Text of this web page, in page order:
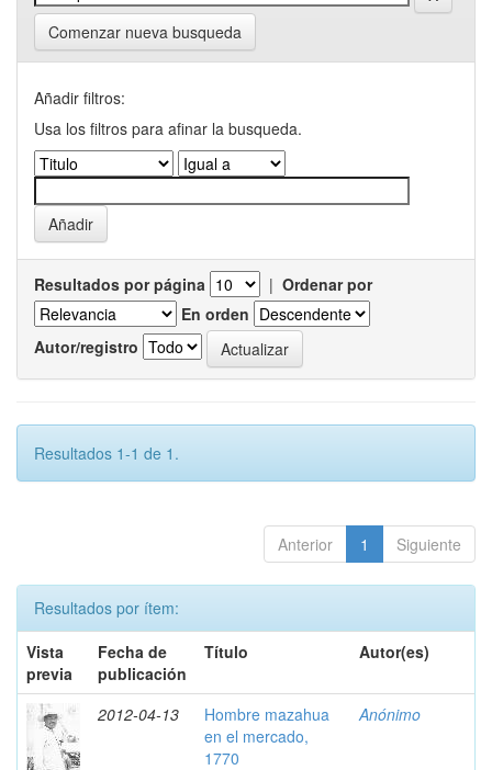
Comenzar nueva busqueda
Añadir filtros:
Usa los filtros para afinar la busqueda.
Resultados por página | Ordenar por
En orden
Autor/registro
Resultados 1-1 de 1.
Anterior 1 Siguiente
Resultados por ítem:
Vista
previa
Fecha de
publicación
Título Autor(es)
2012-04-13
Hombre mazahua
en el mercado,
1770
Anónimo